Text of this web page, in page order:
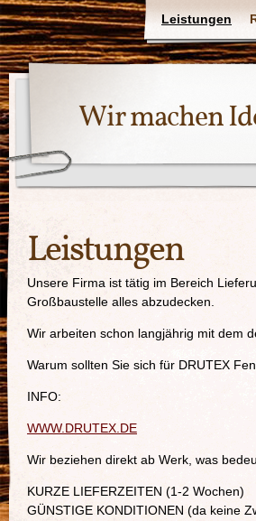
Leistungen
Wir machen
Leistungen
Unsere Firma ist tätig im Bereich
Großbaustelle alles abzudecken.
Wir arbeiten schon langjährig mit dem
Warum sollten Sie sich für DRUTEX
INFO:
WWW.DRUTEX.DE
Wir beziehen direkt ab Werk, was
KURZE LIEFERZEITEN (1-2 Wochen)
GÜNSTIGE KONDITIONEN (da keine